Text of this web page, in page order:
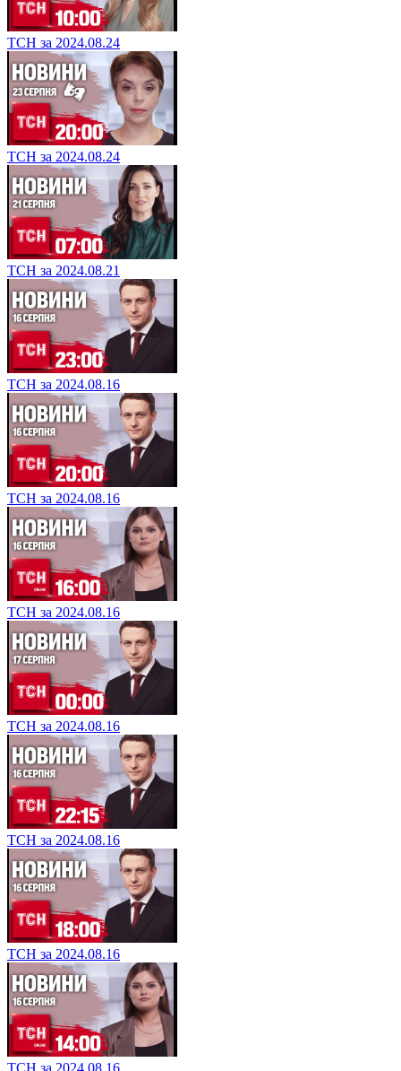
ТСН за 2024.08.24
ТСН за 2024.08.24
ТСН за 2024.08.21
ТСН за 2024.08.16
ТСН за 2024.08.16
ТСН за 2024.08.16
ТСН за 2024.08.16
ТСН за 2024.08.16
ТСН за 2024.08.16
ТСН за 2024.08.16